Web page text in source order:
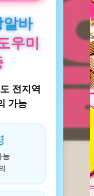
알바
우미
전지역
가능
능